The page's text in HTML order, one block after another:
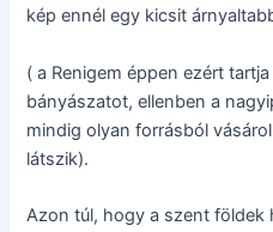
kép ennél egy kicsit
( a Renigem éppen ezért
bányászatot, ellenben a
mindig olyan forrásból
látszik).
Azon túl, hogy a szent földek